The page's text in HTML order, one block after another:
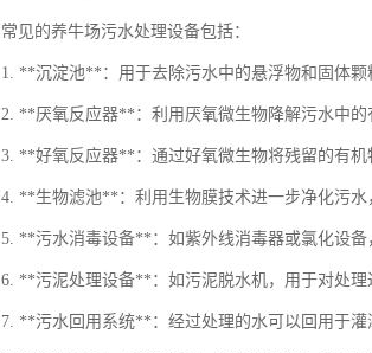
常见的养牛场污水处理设备包括：
1. **沉淀池**：用于去除污水中的悬浮物和固体颗
2. **厌氧反应器**：利用厌氧微生物降解污水中的
3. **好氧反应器**：通过好氧微生物将残留的有机
4. **生物滤池**：利用生物膜技术进一步净化污水
5. **污水消毒设备**：如紫外线消毒器或氯化设备
6. **污泥处理设备**：如污泥脱水机，用于对处理
7. **污水回用系统**：经过处理的水可以回用于灌